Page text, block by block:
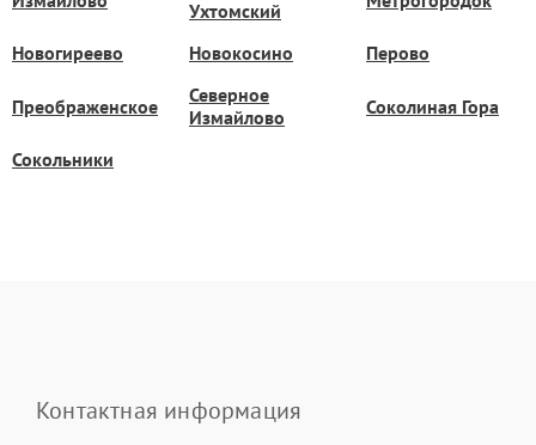
Ухтомский
Новогиреево Новокосино Перово
Преображенское
Северное
Измайлово
Соколиная Гора
Сокольники
Контактная информация